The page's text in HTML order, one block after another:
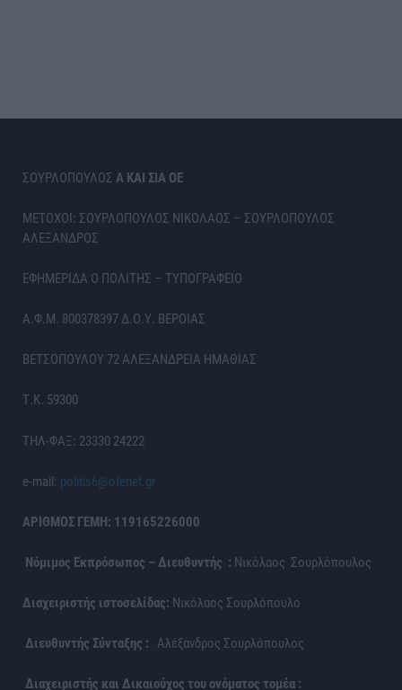
ΣΟΥΡΛΟΠΟΥΛΟΣ Α ΚΑΙ ΣΙΑ ΟΕ
ΜΕΤΟΧΟΙ: ΣΟΥΡΛΟΠΟΥΛΟΣ ΝΙΚΟΛΑΟΣ – ΣΟΥΡΛΟΠΟΥΛΟΣ
ΑΛΕΞΑΝΔΡΟΣ
ΕΦΗΜΕΡΙΔΑ Ο ΠΟΛΙΤΗΣ – ΤΥΠΟΓΡΑΦΕΙΟ
Α.Φ.Μ. 800378397 Δ.Ο.Υ. ΒΕΡΟΙΑΣ
ΒΕΤΣΟΠΟΥΛΟΥ 72 ΑΛΕΞΑΝΔΡΕΙΑ ΗΜΑΘΙΑΣ
Τ.Κ. 59300
ΤΗΛ-ΦΑΞ: 23330 24222
e-mail: politis6@otenet.gr
ΑΡΙΘΜΟΣ ΓΕΜΗ: 119165226000
Νόμιμος Εκπρόσωπος – Διευθυντής : Νικόλαος Σουρλόπουλος
Διαχειριστής ιστοσελίδας: Νικόλαος Σουρλόπουλο
Διευθυντής Σύνταξης : Αλέξανδρος Σουρλόπουλος
Διαχειριστής και Δικαιούχος του ονόματος τομέα :